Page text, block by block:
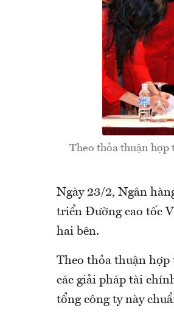
Theo thỏa thuận hợp
Ngày 23/2, Ngân
triển Đường cao tốc
hai bên.
Theo thỏa thuận hợp
các giải pháp tài
tổng công ty này